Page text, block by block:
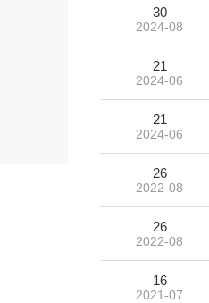
30
2024-08
21
2024-06
21
2024-06
26
2022-08
26
2022-08
16
2021-07